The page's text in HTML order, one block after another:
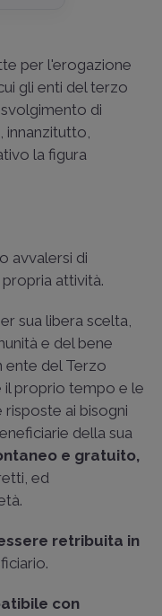
per l'erogazione
gli enti del terzo
di
innanzitutto,
la figura
avvalersi di
attività.
sua libera scelta,
e del bene
ente del Terzo
proprio tempo e le
ai bisogni
della sua
e gratuito,
ed
retribuita in
con